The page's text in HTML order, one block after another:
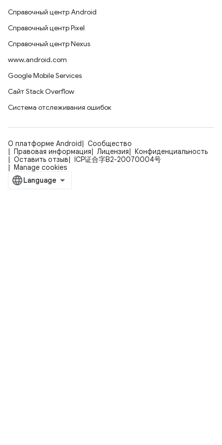
Справочный центр Android
Справочный центр Pixel
Справочный центр Nexus
www.android.com
Google Mobile Services
Сайт Stack Overflow
Система отслеживания ошибок
О платформе Android
Сообщество
Правовая информация
Лицензия
Конфиденциальность
Оставить отзыв
ICP证合字B2-20070004号
Manage cookies